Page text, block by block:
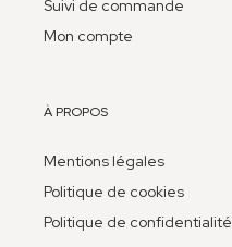
Suivi de commande
Mon compte
À PROPOS
Mentions légales
Politique de cookies
Politique de confidentialité